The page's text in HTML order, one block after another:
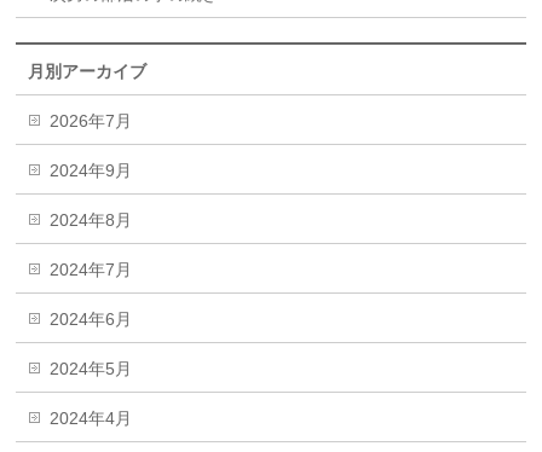
月別アーカイブ
2026年7月
2024年9月
2024年8月
2024年7月
2024年6月
2024年5月
2024年4月